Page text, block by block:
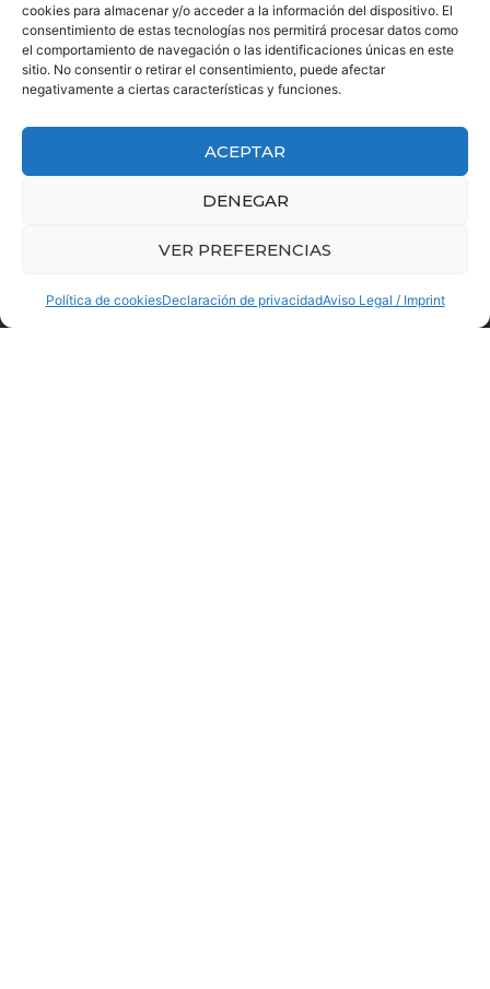
cookies para almacenar y/o acceder a la información del dispositivo. El
consentimiento de estas tecnologías nos permitirá procesar datos como
el comportamiento de navegación o las identificaciones únicas en este
sitio. No consentir o retirar el consentimiento, puede afectar
negativamente a ciertas características y funciones.
ACEPTAR
DENEGAR
VER PREFERENCIAS
Política de cookiesDeclaración de privacidadAviso Legal / Imprint
08940 · Cornellà de Llobregat
T. 93 376 11 48